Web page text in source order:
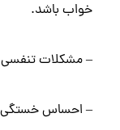
خواب باشد.
– مشکلات
– احساس خستگی